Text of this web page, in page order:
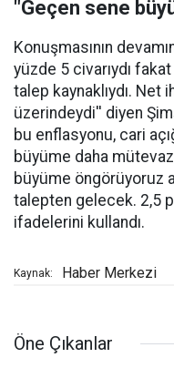
"Geçen sene
Konuşmasının
yüzde 5 civarıydı
talep kaynaklıydı. Net
üzerindeydi'' diyen
bu enflasyonu, cari
büyüme daha
büyüme öngörüyoruz
talepten gelecek. 2,5
ifadelerini kullandı.
Kaynak: Haber Merkezi
Öne Çıkanlar